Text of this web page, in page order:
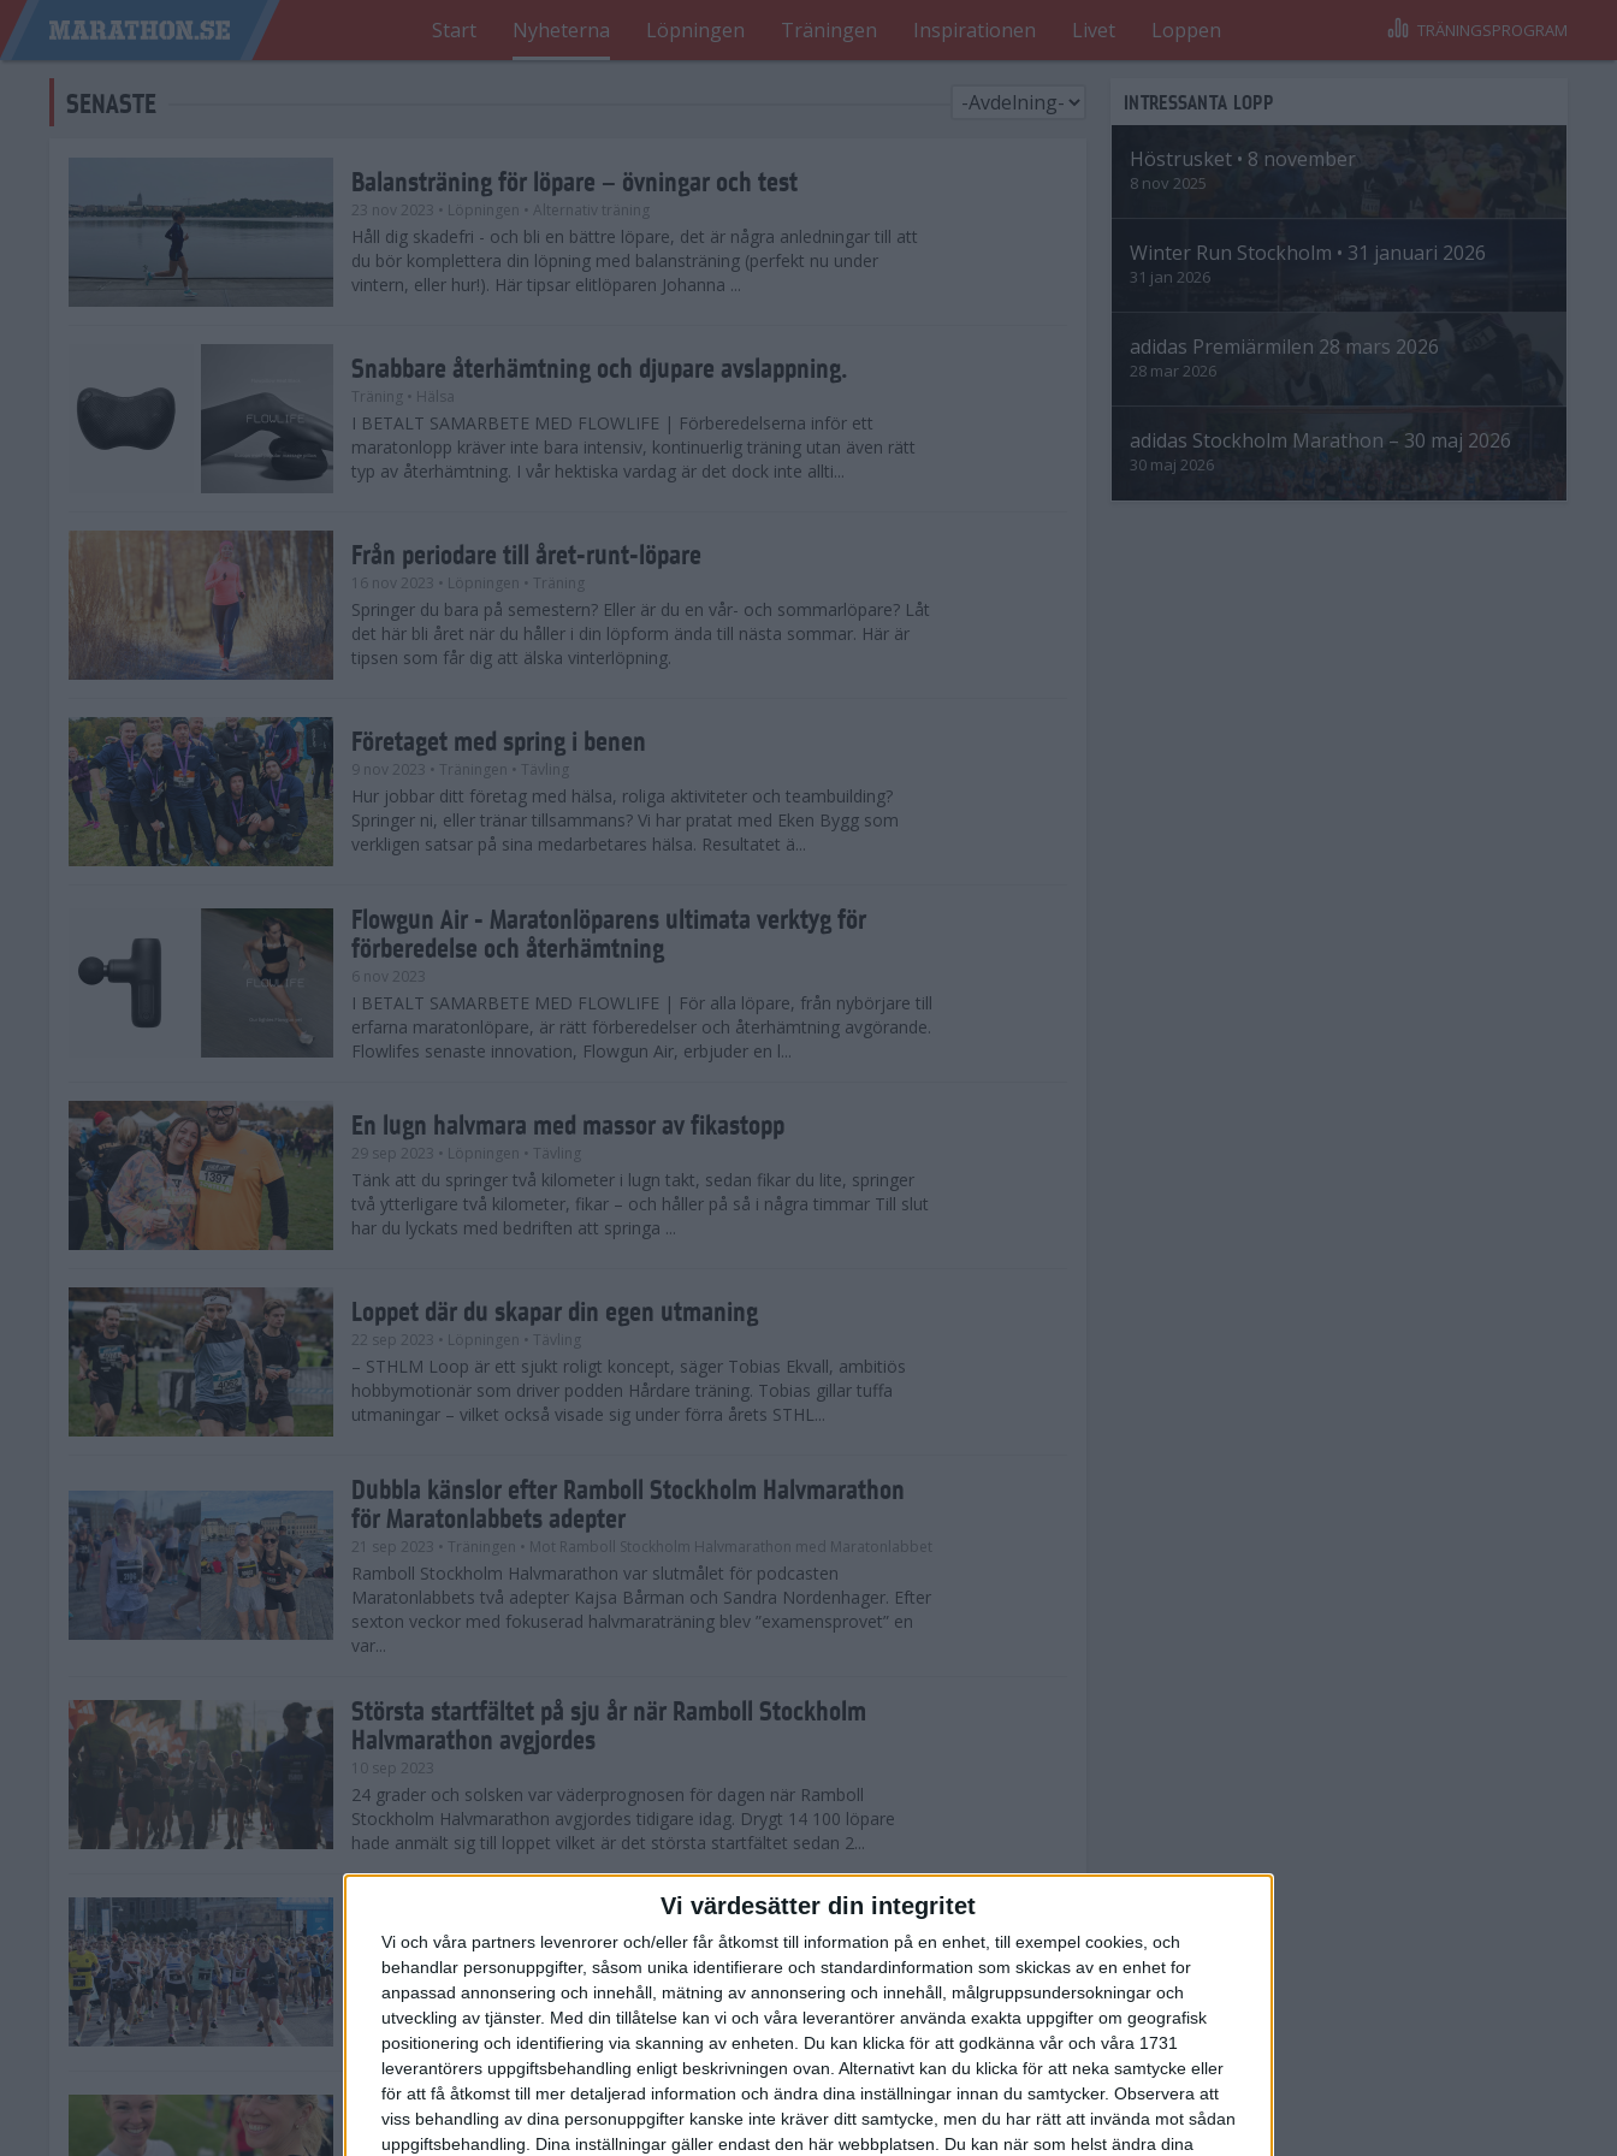
Vi värdesätter din integritet
Vi och våra partners levenrorer och/eller får åtkomst till information på en enhet, till exempel cookies, och
behandlar personuppgifter, såsom unika identifierare och standardinformation som skickas av en enhet for
anpassad annonsering och innehåll, mätning av annonsering och innehåll, målgruppsundersokningar och
utveckling av tjänster. Med din tillåtelse kan vi och våra leverantörer använda exakta uppgifter om geografisk
positionering och identifiering via skanning av enheten. Du kan klicka för att godkänna vår och våra 1731
leverantörers uppgiftsbehandling enligt beskrivningen ovan. Alternativt kan du klicka för att neka samtycke eller
för att få åtkomst till mer detaljerad information och ändra dina inställningar innan du samtycker. Observera att
viss behandling av dina personuppgifter kanske inte kräver ditt samtycke, men du har rätt att invända mot sådan
uppgiftsbehandling. Dina inställningar gäller endast den här webbplatsen. Du kan när som helst ändra dina
Start Nyheterna Löpningen Träningen Inspirationen Livet Loppen TRÄNINGSPROGRAM
SENASTE
Balansträning för löpare – övningar och test
23 nov 2023 • Löpningen • Alternativ träning
Håll dig skadefri - och bli en bättre löpare, det är några anledningar till att
du bör komplettera din löpning med balansträning (perfekt nu under
vintern, eller hur!). Här tipsar elitlöparen Johanna ...
Snabbare återhämtning och djupare avslappning.
Träning • Hälsa
I BETALT SAMARBETE MED FLOWLIFE | Förberedelserna inför ett
maratonlopp kräver inte bara intensiv, kontinuerlig träning utan även rätt
typ av återhämtning. I vår hektiska vardag är det dock inte allti...
Från periodare till året-runt-löpare
16 nov 2023 • Löpningen • Träning
Springer du bara på semestern? Eller är du en vår- och sommarlöpare? Låt
det här bli året när du håller i din löpform ända till nästa sommar. Här är
tipsen som får dig att älska vinterlöpning.
Företaget med spring i benen
9 nov 2023 • Träningen • Tävling
Hur jobbar ditt företag med hälsa, roliga aktiviteter och teambuilding?
Springer ni, eller tränar tillsammans? Vi har pratat med Eken Bygg som
verkligen satsar på sina medarbetares hälsa. Resultatet ä...
Flowgun Air - Maratonlöparens ultimata verktyg för
förberedelse och återhämtning
6 nov 2023
I BETALT SAMARBETE MED FLOWLIFE | För alla löpare, från nybörjare till
erfarna maratonlöpare, är rätt förberedelser och återhämtning avgörande.
Flowlifes senaste innovation, Flowgun Air, erbjuder en l...
En lugn halvmara med massor av fikastopp
29 sep 2023 • Löpningen • Tävling
Tänk att du springer två kilometer i lugn takt, sedan fikar du lite, springer
två ytterligare två kilometer, fikar – och håller på så i några timmar Till slut
har du lyckats med bedriften att springa ...
Loppet där du skapar din egen utmaning
22 sep 2023 • Löpningen • Tävling
– STHLM Loop är ett sjukt roligt koncept, säger Tobias Ekvall, ambitiös
hobbymotionär som driver podden Hårdare träning. Tobias gillar tuffa
utmaningar – vilket också visade sig under förra årets STHL...
Dubbla känslor efter Ramboll Stockholm Halvmarathon
för Maratonlabbets adepter
21 sep 2023 • Träningen • Mot Ramboll Stockholm Halvmarathon med Maratonlabbet
Ramboll Stockholm Halvmarathon var slutmålet för podcasten
Maratonlabbets två adepter Kajsa Bårman och Sandra Nordenhager. Efter
sexton veckor med fokuserad halvmaraträning blev ”examensprovet” en
var...
Största startfältet på sju år när Ramboll Stockholm
Halvmarathon avgjordes
10 sep 2023
24 grader och solsken var väderprognosen för dagen när Ramboll
Stockholm Halvmarathon avgjordes tidigare idag. Drygt 14 100 löpare
hade anmält sig till loppet vilket är det största startfältet sedan 2...
Nytt banrekord signerat Diego Estrada när Ramboll
Stockholm Halvmarathon avgjordes
10 sep 2023
Det var ett varmt Stockholm som välkomnade löparna i årets Ramboll
Stockholm Halvmarathon, men trots värmen så levererade eliten riktigt
fina tider. På herrsidan tog amerikanen Diego Estrada ledningen...
Kajsa och Sandra redo för Ramboll Stockholm
Halvmarathon
INTRESSANTA LOPP
Höstrusket • 8 november
8 nov 2025
Winter Run Stockholm • 31 januari 2026
31 jan 2026
adidas Premiärmilen 28 mars 2026
28 mar 2026
adidas Stockholm Marathon – 30 maj 2026
30 maj 2026